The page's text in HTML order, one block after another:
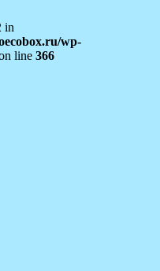
in
wp-
line 366